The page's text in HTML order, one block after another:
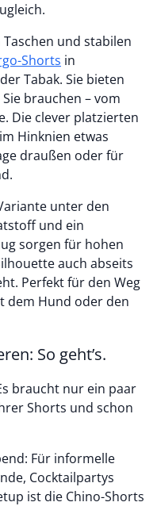
und stabilen
Shorts
Tabak. Sie bieten
brauchen – vom
Die clever platzierten
Hinknien etwas
draußen oder für
unter den
und ein
sorgen für hohen
auch abseits
Perfekt für den Weg
dem Hund oder den
So geht’s.
braucht nur ein paar
Shorts und schon
Für informelle
Cocktailpartys
ist die Chino-Shorts